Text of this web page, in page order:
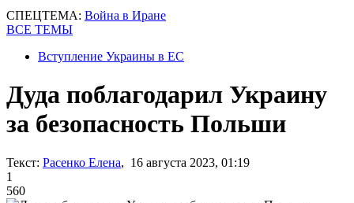
СПЕЦТЕМА: Война в Иране
ВСЕ ТЕМЫ
Вступление Украины в ЕС
Дуда поблагодарил Украину
за безопасность Польши
Текст: Расенко Елена, 16 августа 2023, 01:19
1
560